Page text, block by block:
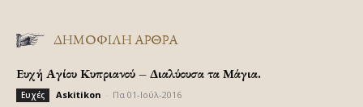
ΔΗΜΟΦΙΛΗ ΑΡΘΡΑ
Ευχή Αγίου Κυπριανού – Διαλύουσα τα Μάγια.
Ευχές Askitikon Πα 01-Ιούλ-2016